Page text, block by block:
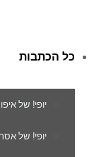
כל הכתבות
יופי! של
יופי! של